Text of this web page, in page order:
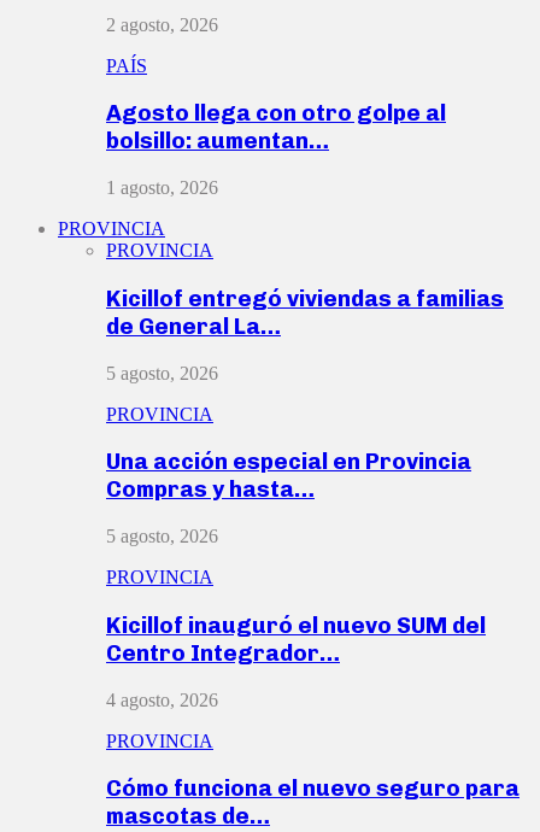
2 agosto, 2026
PAÍS
Agosto llega con otro golpe al
bolsillo: aumentan…
1 agosto, 2026
PROVINCIA
PROVINCIA
Kicillof entregó viviendas a familias
de General La…
5 agosto, 2026
PROVINCIA
Una acción especial en Provincia
Compras y hasta…
5 agosto, 2026
PROVINCIA
Kicillof inauguró el nuevo SUM del
Centro Integrador…
4 agosto, 2026
PROVINCIA
Cómo funciona el nuevo seguro para
mascotas de…